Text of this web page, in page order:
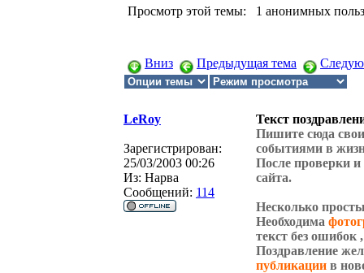
Просмотр этой темы: 1 анонимных
Вниз Предыдущая тема
LeRoy Текст
Зарегистрирован:
25/03/2003 00:26
Из: Нарва
Сообщений: 114
Пишите сюда
событиями в
После проверки
сайта.
Несколько
Необходима
текст без ошибок
Поздравление
публикации в